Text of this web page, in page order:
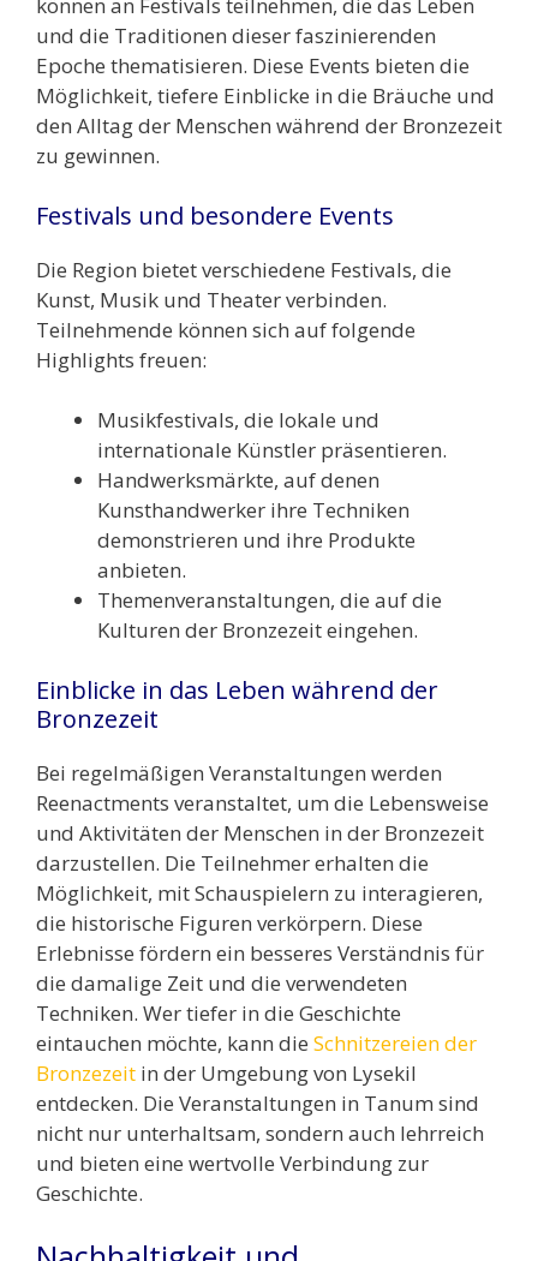
können an Festivals teilnehmen, die das Leben
und die Traditionen dieser faszinierenden
Epoche thematisieren. Diese Events bieten die
Möglichkeit, tiefere Einblicke in die Bräuche und
den Alltag der Menschen während der Bronzezeit
zu gewinnen.
Festivals und besondere Events
Die Region bietet verschiedene Festivals, die
Kunst, Musik und Theater verbinden.
Teilnehmende können sich auf folgende
Highlights freuen:
Musikfestivals, die lokale und
internationale Künstler präsentieren.
Handwerksmärkte, auf denen
Kunsthandwerker ihre Techniken
demonstrieren und ihre Produkte
anbieten.
Themenveranstaltungen, die auf die
Kulturen der Bronzezeit eingehen.
Einblicke in das Leben während der
Bronzezeit
Bei regelmäßigen Veranstaltungen werden
Reenactments veranstaltet, um die Lebensweise
und Aktivitäten der Menschen in der Bronzezeit
darzustellen. Die Teilnehmer erhalten die
Möglichkeit, mit Schauspielern zu interagieren,
die historische Figuren verkörpern. Diese
Erlebnisse fördern ein besseres Verständnis für
die damalige Zeit und die verwendeten
Techniken. Wer tiefer in die Geschichte
eintauchen möchte, kann die Schnitzereien der
Bronzezeit in der Umgebung von Lysekil
entdecken. Die Veranstaltungen in Tanum sind
nicht nur unterhaltsam, sondern auch lehrreich
und bieten eine wertvolle Verbindung zur
Geschichte.